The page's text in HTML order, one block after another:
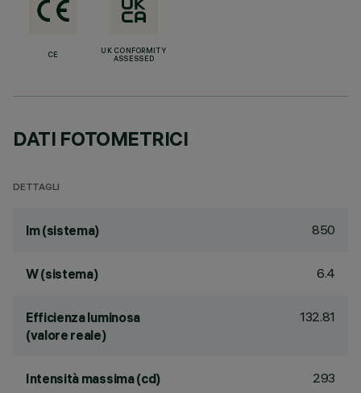
CE
UK CONFORMITY
ASSESSED
DATI FOTOMETRICI
DETTAGLI
lm (sistema) 850
W (sistema) 6.4
Efficienza luminosa
(valore reale)
132.81
Intensità massima (cd) 293